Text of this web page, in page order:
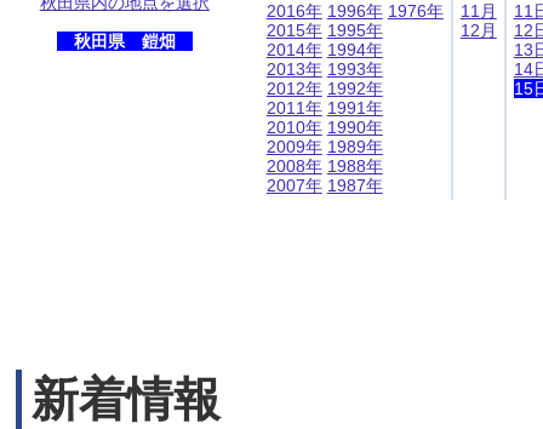
秋田県 鎧畑
2016年
2015年
2014年
2013年
2012年
2011年
2010年
2009年
2008年
2007年
1996年
1995年
1994年
1993年
1992年
1991年
1990年
1989年
1988年
1987年
1976年
11月
12月
11
12
13
14
15
新着情報